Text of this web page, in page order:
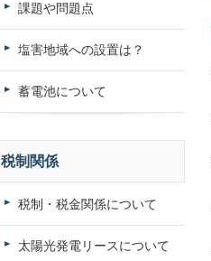
課題や問題点
塩害地域への設置は？
蓄電池について
税制関係
税制・税金関係について
太陽光発電リースについて